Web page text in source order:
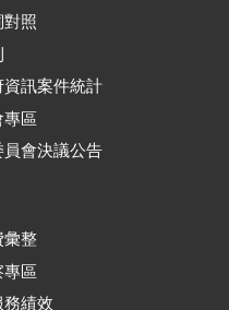
對照
資訊案件統計
專區
會決議公告
彙整
專區
績效